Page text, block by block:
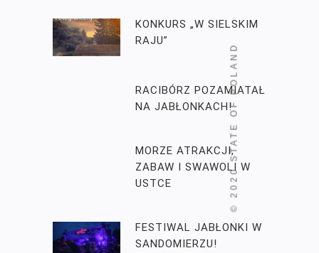
© 2020
STATE OF POLAND
KONKURS „W SIELSKIM
RAJU”
RACIBÓRZ POZAMIATAŁ
NA JABŁONKACH!
MORZE ATRAKCJI,
ZABAW I SWAWOLI W
USTCE
FESTIWAL JABŁONKI W
SANDOMIERZU!